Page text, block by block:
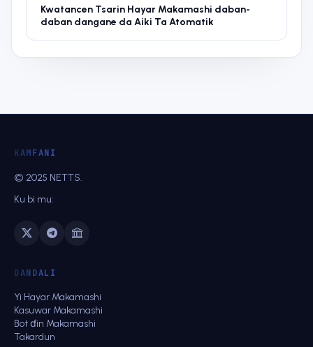
Kwatancen Tsarin Hayar Makamashi daban-
daban dangane da Aiki Ta Atomatik
KAMFANI
© 2025 NETTS.
Ku bi mu:
DANDALI
Yi Hayar Makamashi
Kasuwar Makamashi
Bot ɗin Makamashi
Takardun